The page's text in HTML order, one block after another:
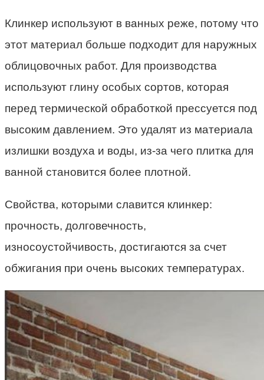
Клинкер используют в ванных реже, потому что
этот материал больше подходит для наружных
облицовочных работ. Для производства
используют глину особых сортов, которая
перед термической обработкой прессуется под
высоким давлением. Это удалят из материала
излишки воздуха и воды, из-за чего плитка для
ванной становится более плотной.
Свойства, которыми славится клинкер:
прочность, долговечность,
износоустойчивость, достигаются за счет
обжигания при очень высоких температурах.